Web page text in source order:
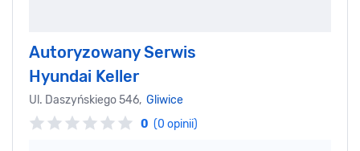
Autoryzowany Serwis
Hyundai Keller
Ul. Daszyńskiego 546, Gliwice
0 (0 opinii)